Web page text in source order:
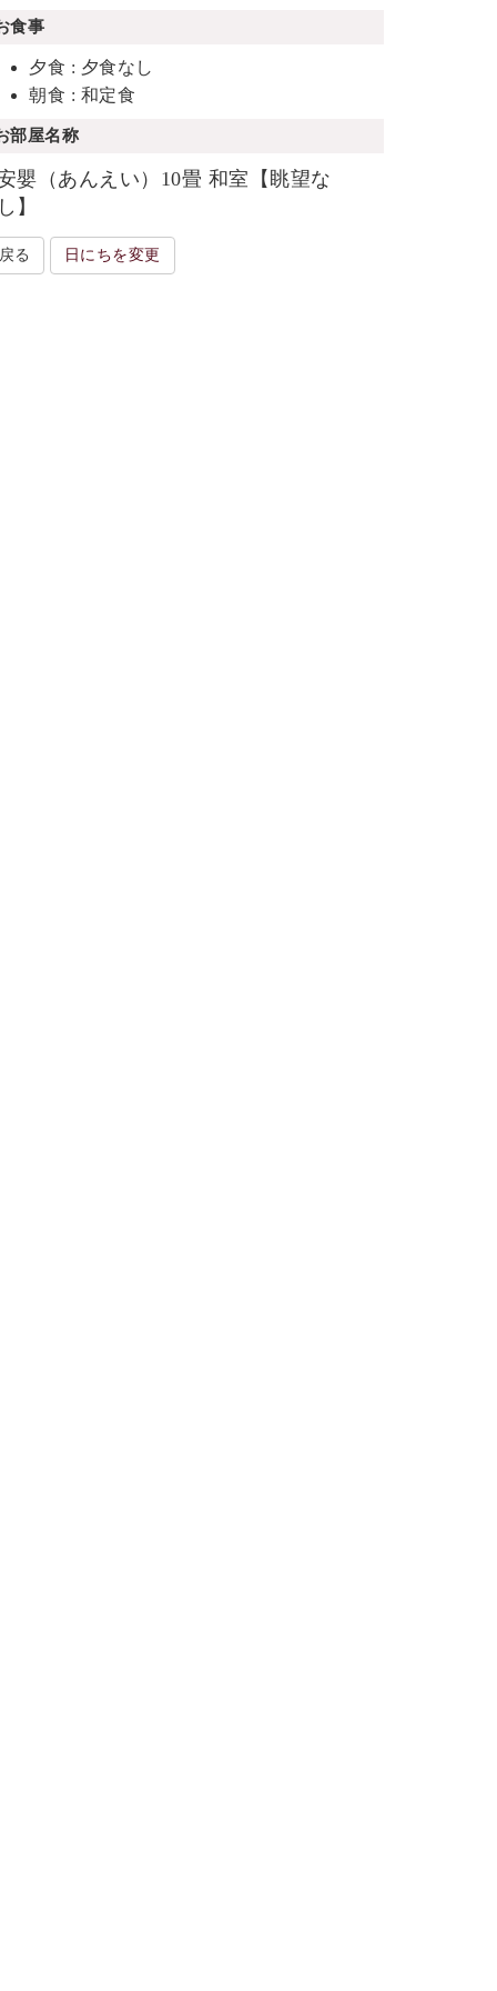
食事
夕食 : 夕食なし
朝食 : 和定食
部屋名称
嬰（あんえい）10畳 和室【眺望な
し】
戻る 日にちを変更